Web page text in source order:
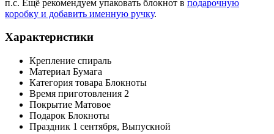
п.с. Ещё рекомендуем упаковать блокнот в подарочную
коробку и добавить именную ручку.
Характеристики
Крепление спираль
Материал Бумага
Категория товара Блокноты
Время приготовления 2
Покрытие Матовое
Подарок Блокноты
Праздник 1 сентября, Выпускной